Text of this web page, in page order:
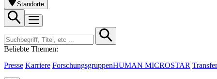
Standorte
Beliebte Themen:
Presse Karriere ForschungsgruppenHUMAN MICROSTAR Transfer